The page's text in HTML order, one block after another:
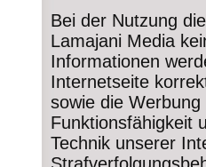
Bei der Nutzung
Lamajani Media
Informationen
Internetseite
sowie die
Funktionsfähigkeit
Technik unserer